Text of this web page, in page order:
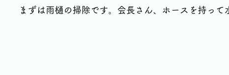
まずは雨樋の掃除です。会長さん、ホースを持って